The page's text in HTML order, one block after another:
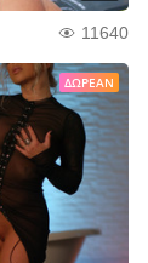
11640
ΔΩΡΕΆΝ